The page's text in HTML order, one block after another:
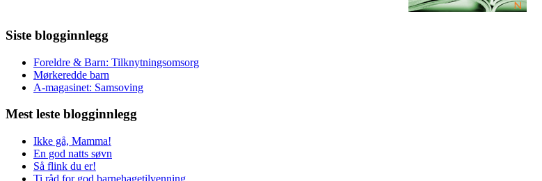
Siste blogginnlegg
Foreldre & Barn: Tilknytningsomsorg
Mørkeredde barn
A-magasinet: Samsoving
Mest leste blogginnlegg
Ikke gå, Mamma!
En god natts søvn
Så flink du er!
Ti råd for god barnehagetilvenning